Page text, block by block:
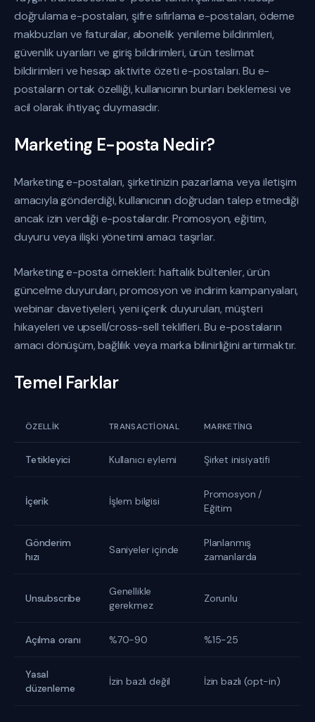
doğrulama e-postaları, şifre sıfırlama e-postaları, ödeme
makbuzları ve faturalar, abonelik yenileme bildirimleri,
güvenlik uyarıları ve giriş bildirimleri, ürün teslimat
bildirimleri ve hesap aktivite özeti e-postaları. Bu e-
postaların ortak özelliği, kullanıcının bunları beklemesi ve
acil olarak ihtiyaç duymasıdır.
Marketing E-posta Nedir?
Marketing e-postaları, şirketinizin pazarlama veya iletişim
amacıyla gönderdiği, kullanıcının doğrudan talep etmediği
ancak izin verdiği e-postalardır. Promosyon, eğitim,
duyuru veya ilişki yönetimi amacı taşırlar.
Marketing e-posta örnekleri: haftalık bültenler, ürün
güncelme duyuruları, promosyon ve indirim kampanyaları,
webinar davetiyeleri, yeni içerik duyuruları, müşteri
hikayeleri ve upsell/cross-sell teklifleri. Bu e-postaların
amacı dönüşüm, bağlılık veya marka bilinirliğini artırmaktır.
Temel Farklar
ÖZELLIK TRANSACTIONAL MARKETING
Tetikleyici Kullanıcı eylemi Şirket inisiyatifi
İçerik İşlem bilgisi
Promosyon /
Eğitim
Gönderim
hızı
Saniyeler içinde
Planlanmış
zamanlarda
Unsubscribe
Genellikle
gerekmez
Zorunlu
Açılma oranı %70-90 %15-25
Yasal
düzenleme
İzin bazlı değil İzin bazlı (opt-in)